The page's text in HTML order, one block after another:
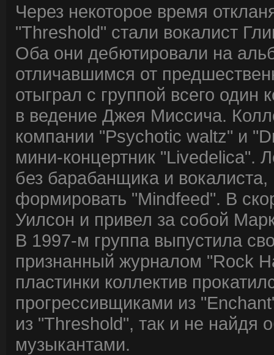
Через некоторое время
"Threshold" стали вокалист
Оба они дебютировали на
отличавшимся от
отыграл с группой всего один
в ведение Джея Миссича.
компании "Psychotic waltz" и
мини-концертник "Livedelica".
без барабанщика и
формировать "Mindfeed". В
Уилсон и привел за собой
В 1997-м группа выпустила
признанный журналом "Rock
пластинки коллектив
прогрессивщиками из
из "Threshold", так и не найдя
музыкантами.